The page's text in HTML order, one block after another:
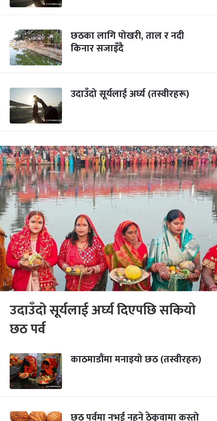
छठका लागि पोखरी, ताल र नदी
किनार सजाइँदै
उदाउँदो सूर्यलाई अर्घ्य (तस्वीरहरू)
उदाउँदो सूर्यलाई अर्घ्य दिएपछि सकियो
छठ पर्व
काठमाडौंमा मनाइयो छठ (तस्वीरहरु)
छठ पर्वमा नभई नहुने ठेकुवामा कस्तो